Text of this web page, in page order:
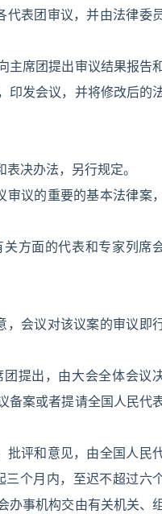
代表团审议，并由法律委
主席团提出审议结果报告
印发会议，并将修改后的
决办法，另行规定。
议的重要的基本法律案，
方面的代表和专家列席
，会议对该议案的审议即
提出，由大会全体会议
备案或者提请全国人民代
批评和意见，由全国人民
三个月内，至迟不超过六
办事机构交由有关机关、组